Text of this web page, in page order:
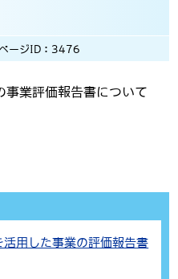
ページID：3476
事業評価報告書について
用した事業の評価報告書